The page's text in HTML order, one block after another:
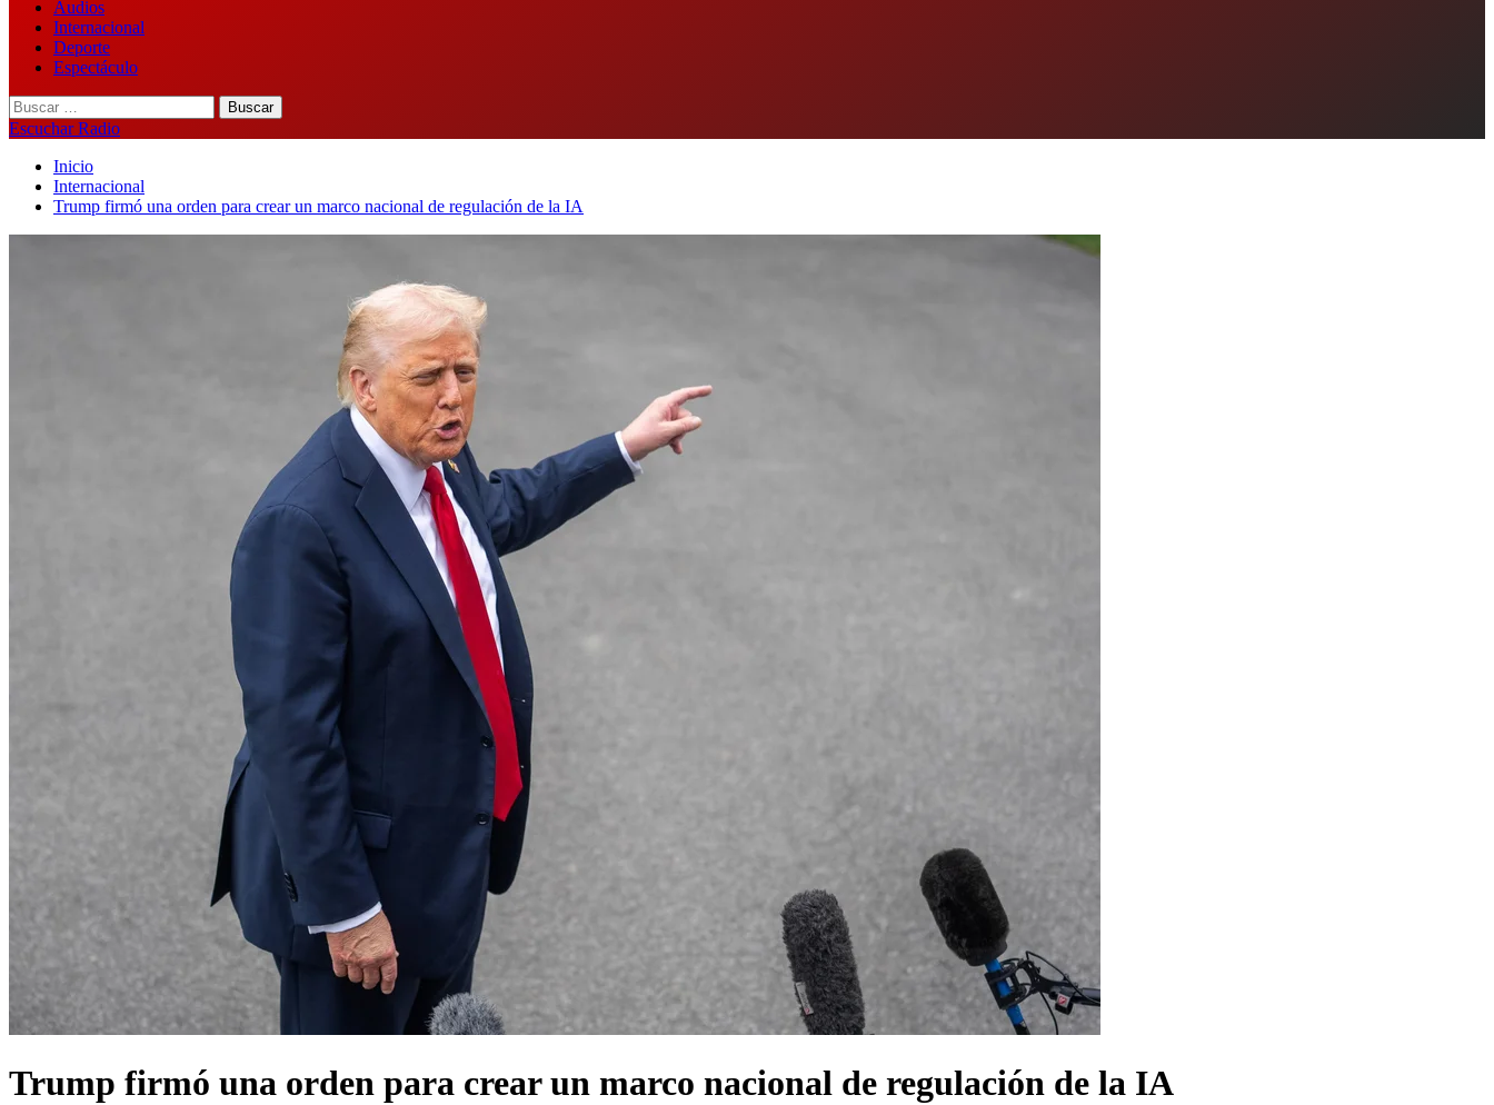
Audios
Internacional
Deporte
Espectáculo
Buscar:
Escuchar Radio
Inicio
Internacional
Trump firmó una orden para crear un marco nacional de regulación de la IA
Trump firmó una orden para crear un marco nacional de regulación de la IA